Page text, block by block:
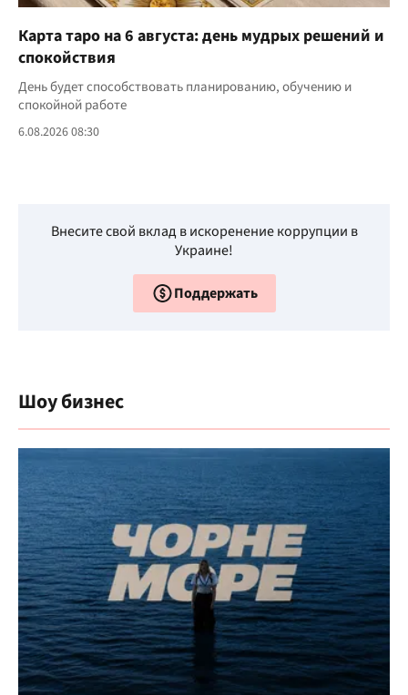
Карта таро на 6 августа: день мудрых решений и
спокойствия
День будет способствовать планированию, обучению и
спокойной работе
6.08.2026 08:30
Внесите свой вклад в искоренение коррупции в
Украине!
Поддержать
Шоу бизнес